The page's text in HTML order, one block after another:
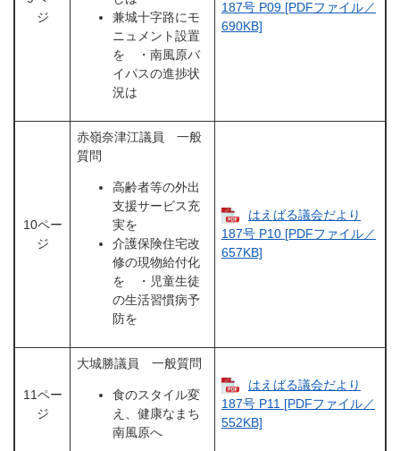
ジ
兼城十字路にモ
ニュメント設置
を ・南風原バ
イパスの進捗状
況は
187号 P09 [PDFファイル／
690KB]
10ペー
ジ
赤嶺奈津江議員 一般
質問
高齢者等の外出
支援サービス充
実を
介護保険住宅改
修の現物給付化
を ・児童生徒
の生活習慣病予
防を
はえばる議会だより
187号 P10 [PDFファイル／
657KB]
11ペー
ジ
大城勝議員 一般質問
食のスタイル変
え、健康なまち
南風原へ
はえばる議会だより
187号 P11 [PDFファイル／
552KB]